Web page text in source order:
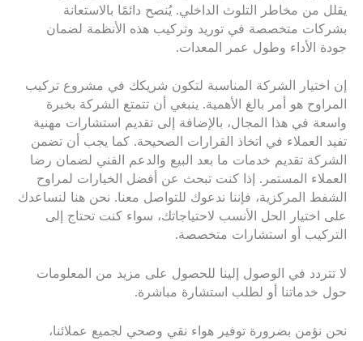
يقلل من مخاطر التلوث الداخلي. يُنصح دائمًا بالاستعانة
بشركات متخصصة في توريد وتركيب هذه الأنظمة لضمان
جودة الأداء وطول عمر المعدات.
إن اختيار الشركة المناسبة لتكون شريكك في مشروع تركيب
المراوح هو أمر بالغ الأهمية. ينبغي أن تتمتع الشركة بخبرة
واسعة في هذا المجال، بالإضافة إلى تقديم استشارات مهنية
تفيد العملاء في اتخاذ القرارات الصحيحة. كما يجب أن تضمن
الشركة تقديم خدمات ما بعد البيع والدعم الفني لضمان رضا
العملاء المستمر. إذا كنت تبحث عن أفضل الخيارات لمراوح
الشفط المركزية، فإننا ندعوك للتواصل معنا. نحن هنا لنساعدك
على اختيار الحل الأنسب لاحتياجاتك، سواء كنت تحتاج إلى
التركيب أو استشارات متخصصة.
لا تتردد في الوصول إلينا للحصول على مزيد من المعلومات
حول خدماتنا أو لطلب استشارة مباشرة.
نحن نؤمن بضرورة توفير هواء نقي وصحي لجميع عملائنا،